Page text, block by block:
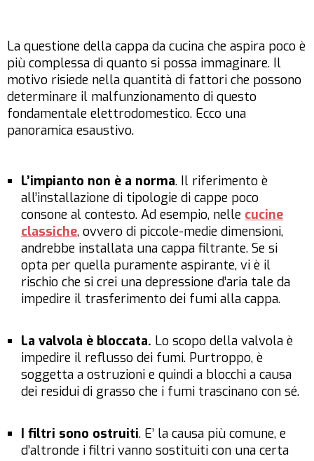
La questione della cappa da cucina che aspira poco è
più complessa di quanto si possa immaginare. Il
motivo risiede nella quantità di fattori che possono
determinare il malfunzionamento di questo
fondamentale elettrodomestico. Ecco una
panoramica esaustivo.
L’impianto non è a norma. Il riferimento è
all’installazione di tipologie di cappe poco
consone al contesto. Ad esempio, nelle cucine
classiche, ovvero di piccole-medie dimensioni,
andrebbe installata una cappa filtrante. Se si
opta per quella puramente aspirante, vi è il
rischio che si crei una depressione d’aria tale da
impedire il trasferimento dei fumi alla cappa.
La valvola è bloccata. Lo scopo della valvola è
impedire il reflusso dei fumi. Purtroppo, è
soggetta a ostruzioni e quindi a blocchi a causa
dei residui di grasso che i fumi trascinano con sé.
I filtri sono ostruiti. E’ la causa più comune, e
d’altronde i filtri vanno sostituiti con una certa